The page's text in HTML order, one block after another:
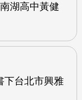
湖高中黃健
下台北市興雅